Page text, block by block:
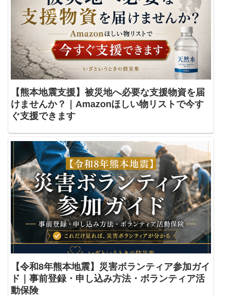
【熊本地震支援】被災地へ必要な支援物資を届
けませんか？｜Amazonほしい物リストで今す
ぐ支援できます
【令和8年熊本地震】災害ボランティア参加ガイ
ド｜事前登録・申し込み方法・ボランティア活
動保険